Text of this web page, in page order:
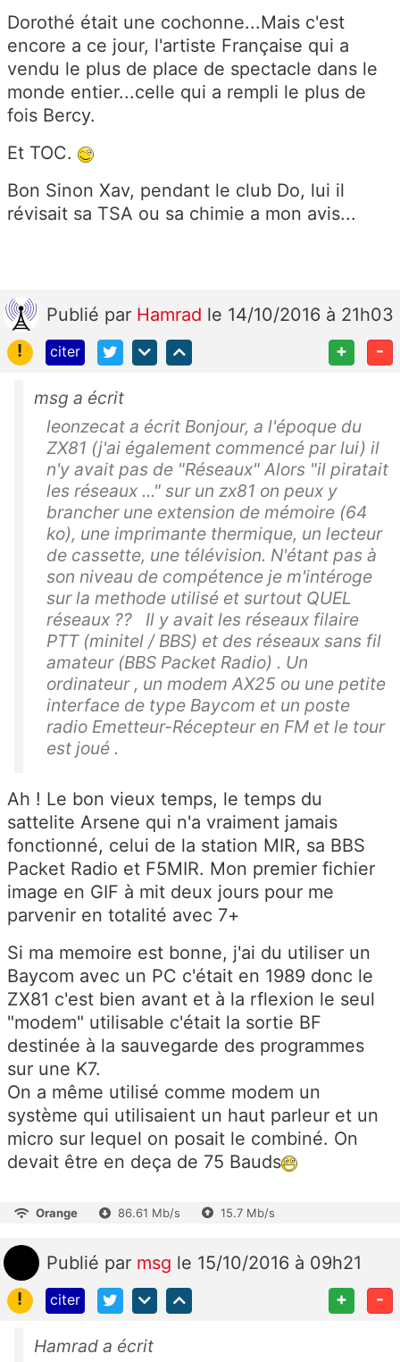
Dorothé était une cochonne...Mais c'est
encore a ce jour, l'artiste Française qui a
vendu le plus de place de spectacle dans le
monde entier...celle qui a rempli le plus de
fois Bercy.
Et TOC.
Bon Sinon Xav, pendant le club Do, lui il
révisait sa TSA ou sa chimie a mon avis...
Publié par Hamrad le 14/10/2016 à 21h03
!
citer + -
msg a écrit
leonzecat a écrit Bonjour, a l'époque du
ZX81 (j'ai également commencé par lui) il
n'y avait pas de "Réseaux" Alors "il piratait
les réseaux ..." sur un zx81 on peux y
brancher une extension de mémoire (64
ko), une imprimante thermique, un lecteur
de cassette, une télévision. N'étant pas à
son niveau de compétence je m'intéroge
sur la methode utilisé et surtout QUEL
réseaux ?? Il y avait les réseaux filaire
PTT (minitel / BBS) et des réseaux sans fil
amateur (BBS Packet Radio) . Un
ordinateur , un modem AX25 ou une petite
interface de type Baycom et un poste
radio Emetteur-Récepteur en FM et le tour
est joué .
Ah ! Le bon vieux temps, le temps du
sattelite Arsene qui n'a vraiment jamais
fonctionné, celui de la station MIR, sa BBS
Packet Radio et F5MIR. Mon premier fichier
image en GIF à mit deux jours pour me
parvenir en totalité avec 7+
Si ma memoire est bonne, j'ai du utiliser un
Baycom avec un PC c'était en 1989 donc le
ZX81 c'est bien avant et à la rflexion le seul
"modem" utilisable c'était la sortie BF
destinée à la sauvegarde des programmes
sur une K7.
On a même utilisé comme modem un
système qui utilisaient un haut parleur et un
micro sur lequel on posait le combiné. On
devait être en deça de 75 Bauds
Orange 86.61 Mb/s 15.7 Mb/s
Publié par msg le 15/10/2016 à 09h21
!
citer + -
Hamrad a écrit